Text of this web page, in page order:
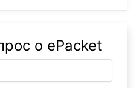
о ePacket